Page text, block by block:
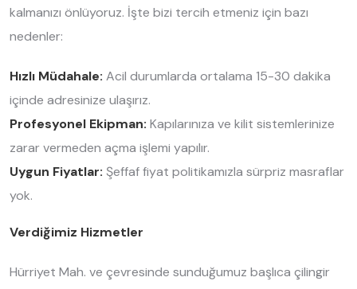
kalmanızı önlüyoruz. İşte bizi tercih etmeniz için bazı
nedenler:
Hızlı Müdahale: Acil durumlarda ortalama 15-30 dakika
içinde adresinize ulaşırız.
Profesyonel Ekipman: Kapılarınıza ve kilit sistemlerinize
zarar vermeden açma işlemi yapılır.
Uygun Fiyatlar: Şeffaf fiyat politikamızla sürpriz masraflar
yok.
Verdiğimiz Hizmetler
Hürriyet Mah. ve çevresinde sunduğumuz başlıca çilingir